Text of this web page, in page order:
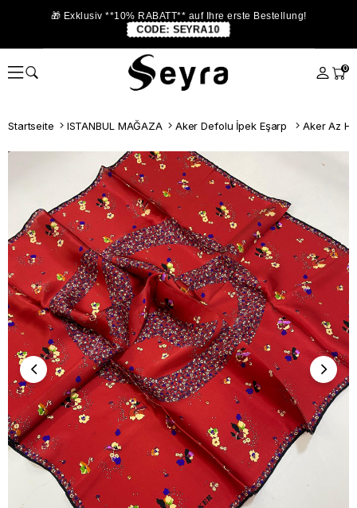
🎁 Exklusiv **10% RABATT** auf Ihre erste Bestellung!
CODE: SEYRA10
0
Startseite ISTANBUL MAĞAZA Aker Defolu İpek Eşarp